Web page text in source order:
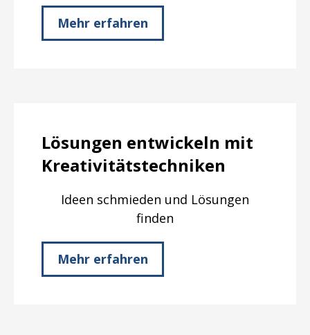
Mehr erfahren
Lösungen entwickeln mit
Kreativitätstechniken
Ideen schmieden und Lösungen
finden
Mehr erfahren